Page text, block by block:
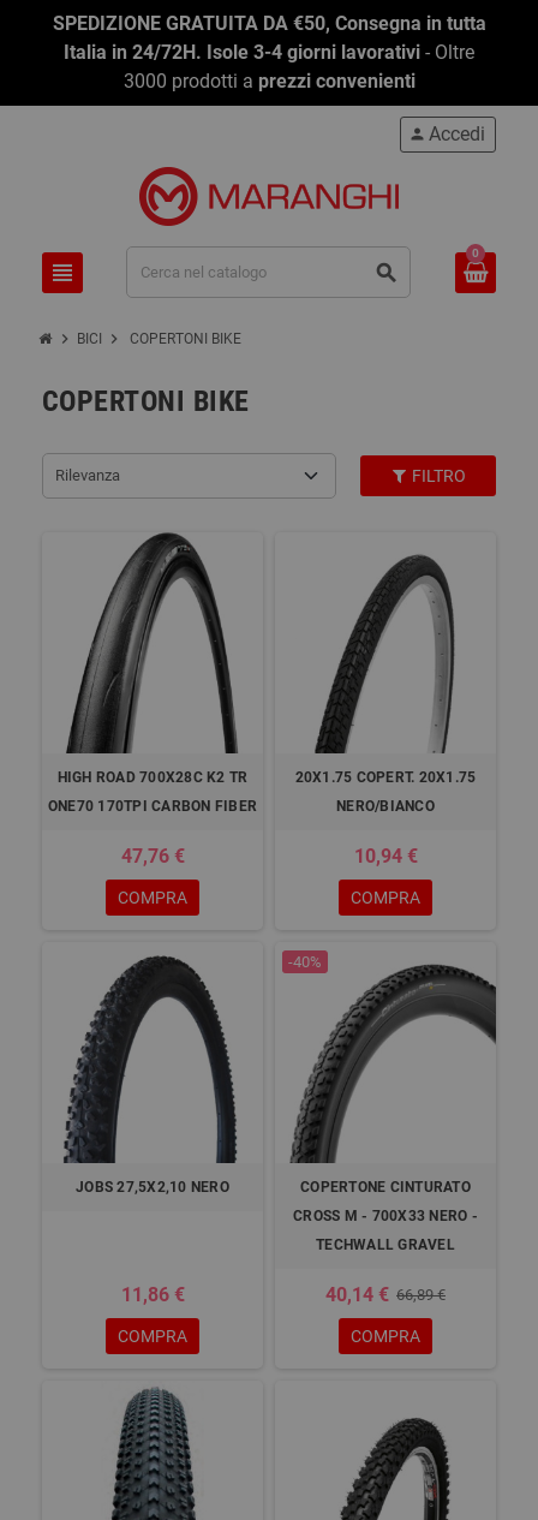
SPEDIZIONE GRATUITA DA €50, Consegna in tutta
Italia in 24/72H. Isole 3-4 giorni lavorativi - Oltre
3000 prodotti a prezzi convenienti
view_headline search
person Accedi
0
chevron_right BICI chevron_right COPERTONI BIKE
COPERTONI BIKE
Rilevanza FILTRO
HIGH ROAD 700X28C K2 TR
ONE70 170TPI CARBON FIBER
47,76 €
COMPRA
20X1.75 COPERT. 20X1.75
NERO/BIANCO
10,94 €
COMPRA
JOBS 27,5X2,10 NERO
11,86 €
COMPRA
-40%
COPERTONE CINTURATO
CROSS M - 700X33 NERO -
TECHWALL GRAVEL
40,14 € 66,89 €
COMPRA